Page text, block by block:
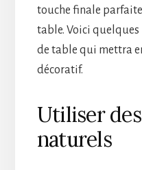
touche finale
table. Voici quelques
de table qui mettra
décoratif.
Utiliser
naturels